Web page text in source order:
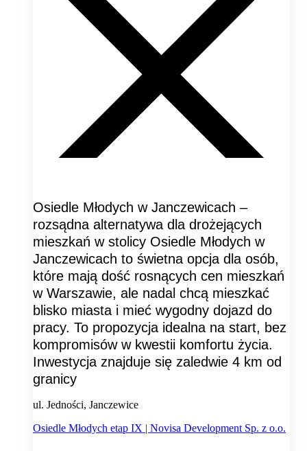
Osiedle Młodych w Janczewicach –
rozsądna alternatywa dla drożejących
mieszkań w stolicy Osiedle Młodych w
Janczewicach to świetna opcja dla osób,
które mają dość rosnących cen mieszkań
w Warszawie, ale nadal chcą mieszkać
blisko miasta i mieć wygodny dojazd do
pracy. To propozycja idealna na start, bez
kompromisów w kwestii komfortu życia.
Inwestycja znajduje się zaledwie 4 km od
granicy
ul. Jedności, Janczewice
Osiedle Młodych etap IX | Novisa Development Sp. z o.o.